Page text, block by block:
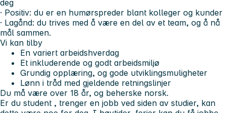
deg
· Positiv: du er en humørspreder blant kolleger og kunder
· Lagånd: du trives med å være en del av et team, og å nå
mål sammen.
Vi kan tilby
En variert arbeidshverdag
Et inkluderende og godt arbeidsmiljø
Grundig opplæring, og gode utviklingsmuligheter
Lønn i tråd med gjeldende retningslinjer
Du må være over 18 år, og beherske norsk.
Er du student , trenger en jobb ved siden av studier, kan